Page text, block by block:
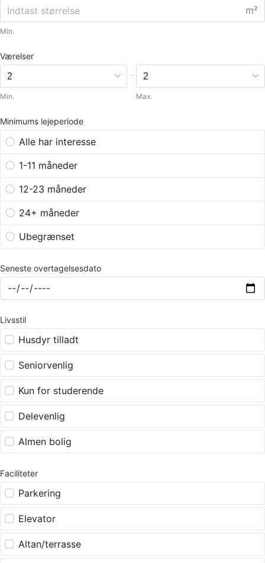
m²
Min.
Værelser
Min.
-
Max.
Minimums lejeperiode
Alle har interesse
1-11 måneder
12-23 måneder
24+ måneder
Ubegrænset
Seneste overtagelsesdato
Livsstil
Husdyr tilladt
Seniorvenlig
Kun for studerende
Delevenlig
Almen bolig
Faciliteter
Parkering
Elevator
Altan/terrasse